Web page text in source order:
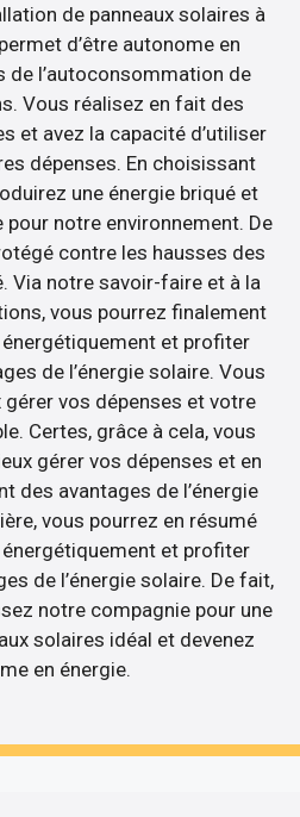
de panneaux solaires à
d’être autonome en
de l’autoconsommation de
Vous réalisez en fait des
et avez la capacité d’utiliser
dépenses. En choisissant
une énergie briqué et
pour notre environnement. De
contre les hausses des
Via notre savoir-faire et à la
vous pourrez finalement
et profiter
de l’énergie solaire. Vous
vos dépenses et votre
Certes, grâce à cela, vous
gérer vos dépenses et en
des avantages de l’énergie
vous pourrez en résumé
et profiter
de l’énergie solaire. De fait,
notre compagnie pour une
solaires idéal et devenez
en énergie.